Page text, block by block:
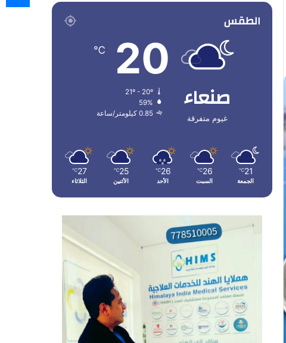
الطقس
صنعاء
غيوم متفرقة
20
℃
21º - 20º
59%
0.85 كيلومتر/ساعة
21
℃
الجمعة
26
℃
السبت
26
℃
الأحد
25
℃
الأثنين
27
℃
الثلاثاء